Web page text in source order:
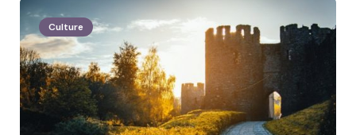
Culture